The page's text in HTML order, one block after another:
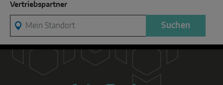
Vertriebspartner
Mein Standort
Suchen